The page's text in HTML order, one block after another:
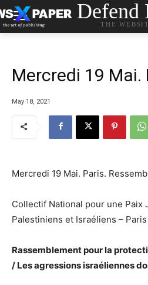
Defend
THE
Mercredi 19 Mai.
May 18, 2021
Mercredi 19 Mai. Paris.
Collectif National pour une Paix
Palestiniens et Israéliens – Paris
Rassemblement pour la
/ Les agressions israéliennes